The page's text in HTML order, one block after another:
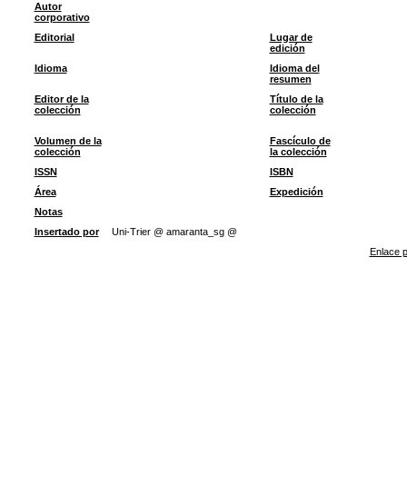
Autor
corporativo
Editorial
Lugar de
edición
Idioma
Idioma del
resumen
Editor de la
colección
Título de la
colección
Volumen de la
colección
Fascículo de
la colección
ISSN
ISBN
Área
Expedición
Notas
Insertado por
Uni-Trier @ amaranta_sg @
Enlace